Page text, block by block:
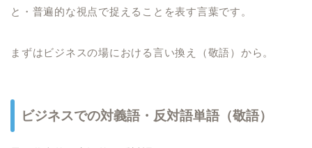
と・普遍的な視点で捉えることを表す言葉です。
まずはビジネスの場における言い換え（敬語）から。
ビジネスでの対義語・反対語単語（敬語）